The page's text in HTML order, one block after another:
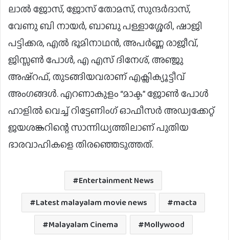
ലാൽ ജോസ്, ജോസ് തോമസ്, സുന്ദർദാസ്,
വേണു ബി നായർ, ബാബു പള്ളാശ്ശേരി, ഷാജി
പട്ടിക്കര, എൽ ഭൂമിനാഥൻ, അപർണ്ണ രാജീവ്,
ജിസ്സൺ പോൾ, എ എസ് ദിനേശ്, അഞ്ജു
അഷ്റഫ്, തുടങ്ങിയവരാണ് എക്സിക്യൂട്ടീവ്
അംഗങ്ങൾ. എറണാകുളം “മാക്ട” ജോൺ പോൾ
ഹാളിൽ വെച്ച് റിട്ടേണിംഗ് ഓഫീസർ അഡ്വക്കേറ്റ്
ജയശങ്കറിന്റെ സാന്നിധ്യത്തിലാണ് പുതിയ
ഭാരവാഹികളെ തിരഞ്ഞെടുത്തത്.
Entertainment News
Latest malayalam movie news
macta
Malayalam Cinema
Mollywood